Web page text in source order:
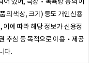
의 색상, 크기) 등도 개인신용
에 따라 해당 정보가 신용정
추심 등 목적으로 이용‧제공
다.